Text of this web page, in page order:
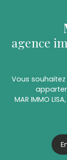
agence
Vous
MAR IMMO